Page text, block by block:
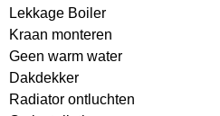
Lekkage Boiler
Kraan monteren
Geen warm water
Dakdekker
Radiator ontluchten